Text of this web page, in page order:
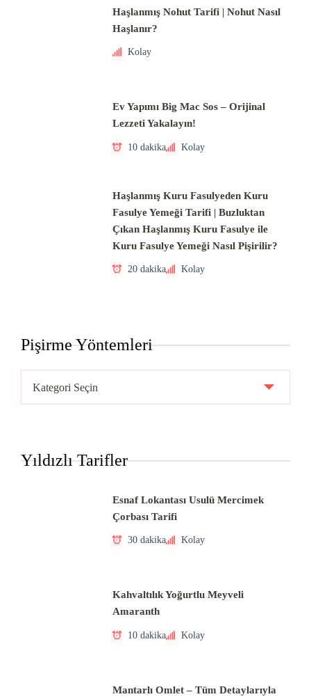
Haşlanmış Nohut Tarifi | Nohut Nasıl
Haşlanır?
Kolay
Ev Yapımı Big Mac Sos – Orijinal
Lezzeti Yakalayın!
10 dakika Kolay
Haşlanmış Kuru Fasulyeden Kuru
Fasulye Yemeği Tarifi | Buzluktan
Çıkan Haşlanmış Kuru Fasulye ile
Kuru Fasulye Yemeği Nasıl Pişirilir?
20 dakika Kolay
Pişirme Yöntemleri
Yöntemleri
Yıldızlı Tarifler
Esnaf Lokantası Usulü Mercimek
Çorbası Tarifi
30 dakika Kolay
Kahvaltılık Yoğurtlu Meyveli
Amaranth
10 dakika Kolay
Mantarlı Omlet – Tüm Detaylarıyla